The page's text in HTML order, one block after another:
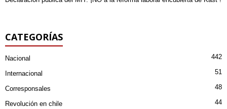
CATEGORÍAS
Nacional 442
Internacional 51
Corresponsales 48
Revolución en chile 44